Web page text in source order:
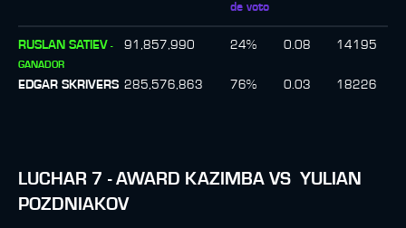
de voto
RUSLAN SATIEV -
GANADOR
91,857,990 24% 0.08 14195
EDGAR SKRIVERS 285,576,863 76% 0.03 18226
LUCHAR 7 - AWARD KAZIMBA VS YULIAN
POZDNIAKOV